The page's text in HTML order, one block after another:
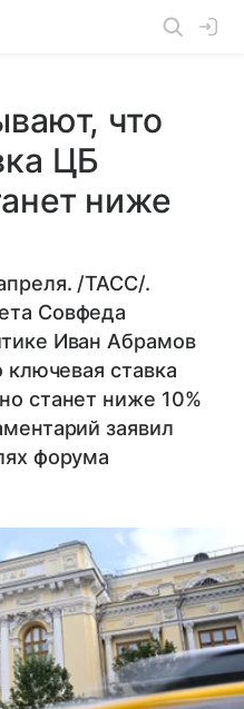
что
ЦБ
ниже
/ТАСС/.
Совфеда
Иван Абрамов
ключевая ставка
станет ниже 10%
заявил
форума